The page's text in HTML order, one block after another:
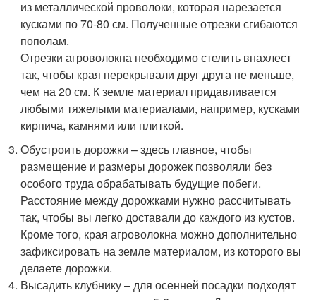
из металлической проволоки, которая нарезается
кусками по 70-80 см. Полученные отрезки сгибаются
пополам.
Отрезки агроволокна необходимо стелить внахлест
так, чтобы края перекрывали друг друга не меньше,
чем на 20 см. К земле материал придавливается
любыми тяжелыми материалами, например, кусками
кирпича, камнями или плиткой.
Обустроить дорожки – здесь главное, чтобы
размещение и размеры дорожек позволяли без
особого труда обрабатывать будущие побеги.
Расстояние между дорожками нужно рассчитывать
так, чтобы вы легко доставали до каждого из кустов.
Кроме того, края агроволокна можно дополнительно
зафиксировать на земле материалом, из которого вы
делаете дорожки.
Высадить клубнику – для осенней посадки подходят